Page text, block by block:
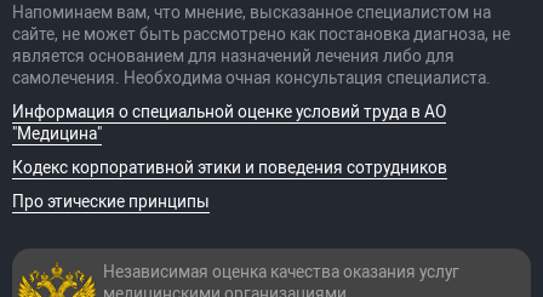
Напоминаем вам, что мнение, высказанное специалистом на
сайте, не может быть рассмотрено как постановка диагноза, не
является основанием для назначений лечения либо для
самолечения. Необходима очная консультация специалиста.
Информация о специальной оценке условий труда в АО
"Медицина"
Кодекс корпоративной этики и поведения сотрудников
Про этические принципы
Независимая оценка качества оказания услуг